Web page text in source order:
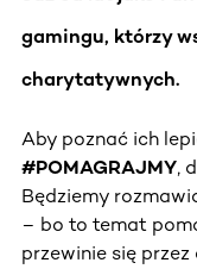
gamingu, którzy
charytatywnych.
Aby poznać ich
#POMAGRAJMY,
Będziemy
– bo to temat
przewinie się przez